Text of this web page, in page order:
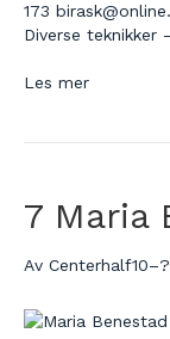
173
Diverse teknikker
Les mer
7 Maria
Av